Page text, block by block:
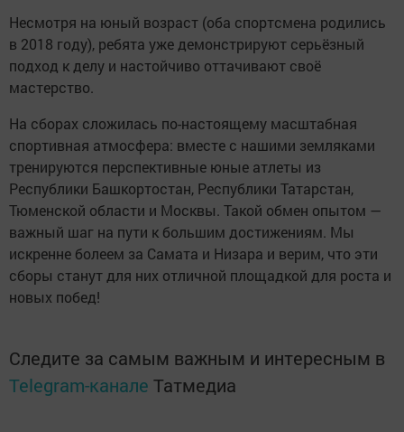
Несмотря на юный возраст (оба спортсмена родились
в 2018 году), ребята уже демонстрируют серьёзный
подход к делу и настойчиво оттачивают своё
мастерство.
На сборах сложилась по-настоящему масштабная
спортивная атмосфера: вместе с нашими земляками
тренируются перспективные юные атлеты из
Республики Башкортостан, Республики Татарстан,
Тюменской области и Москвы. Такой обмен опытом —
важный шаг на пути к большим достижениям. Мы
искренне болеем за Самата и Низара и верим, что эти
сборы станут для них отличной площадкой для роста и
новых побед!
Следите за самым важным и интересным в
Telegram-канале Татмедиа